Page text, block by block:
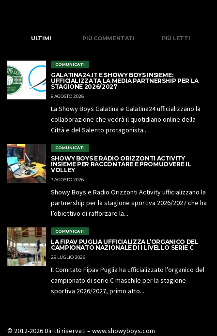
ULTIMI PIÙ COMMENTATI PIÙ LETTI
COMUNICATI
GALATINA24.IT E SHOWY BOYS INSIEME:
UFFICIALIZZATA LA MEDIA PARTNERSHIP PER LA
STAGIONE 2026/2027
8 AGOSTO 2026
La Showy Boys Galatina e Galatina24 ufficializzano la
collaborazione che vedrà il quotidiano online della
Città e del Salento protagonista...
COMUNICATI
SHOWY BOYS E RADIO ORIZZONTI ACTIVITY
INSIEME PER RACCONTARE E PROMUOVERE IL
VOLLEY
7 AGOSTO 2026
Showy Boys e Radio Orizzonti Activity ufficializzano la
partnership per la stagione sportiva 2026/2027 che ha
l’obiettivo di rafforzare la...
COMUNICATI
LA FIPAV PUGLIA UFFICIALIZZA L’ORGANICO DEL
CAMPIONATO NAZIONALE DI I LIVELLO SERIE C
28 LUGLIO 2026
Il Comitato Fipav Puglia ha ufficializzato l’organico del
campionato di serie C maschile per la stagione
sportiva 2026/2027, primo atto...
© 2012-2026 Diritti riservati – www.showyboys.com